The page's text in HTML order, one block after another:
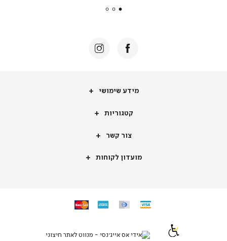
|
מידע
מידע שימושי
קטגוריותקטגוריות
צור
צור קשר
מועדון
מועדון לקוחות